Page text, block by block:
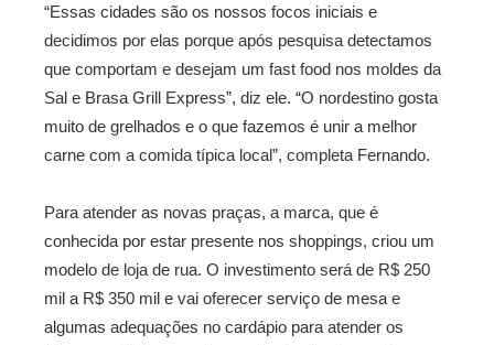
“Essas cidades são os nossos focos iniciais e
decidimos por elas porque após pesquisa detectamos
que comportam e desejam um fast food nos moldes da
Sal e Brasa Grill Express”, diz ele. “O nordestino gosta
muito de grelhados e o que fazemos é unir a melhor
carne com a comida típica local”, completa Fernando.
Para atender as novas praças, a marca, que é
conhecida por estar presente nos shoppings, criou um
modelo de loja de rua. O investimento será de R$ 250
mil a R$ 350 mil e vai oferecer serviço de mesa e
algumas adequações no cardápio para atender os